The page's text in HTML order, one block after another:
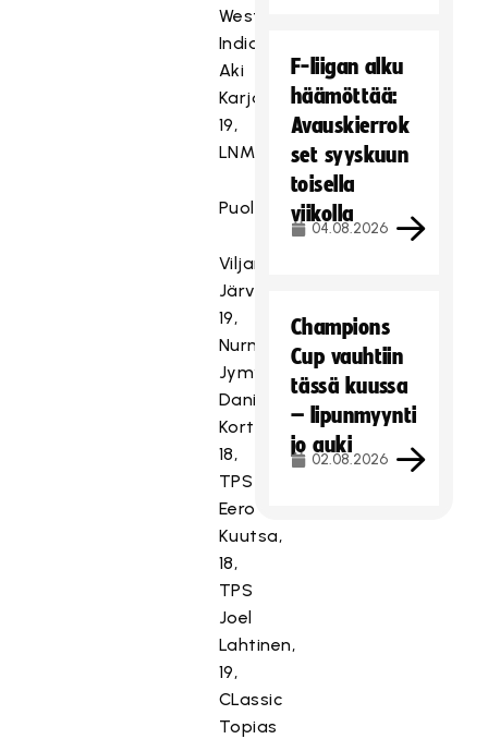
Westend
Indians
Aki
Karjalainen,
19,
LNM
Puolustajat
Viljami
Järvikangas,
19,
Nurmon
Jymy
Daniel
Kortetmäki,
18,
TPS
Eero
Kuutsa,
18,
TPS
Joel
Lahtinen,
19,
CLassic
Topias
F-liigan alku
häämöttää:
Avauskierrok
set syyskuun
toisella
viikolla
04.08.2026
Champions
Cup vauhtiin
tässä kuussa
– lipunmyynti
jo auki
02.08.2026